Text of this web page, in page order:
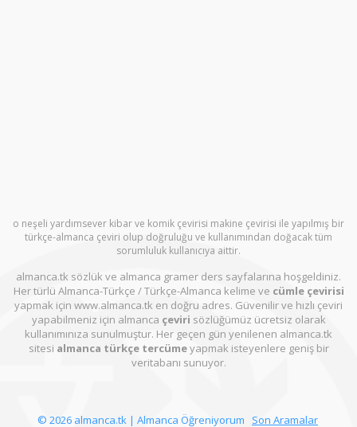
o neşeli yardımsever kibar ve komik çevirisi makine çevirisi ile yapılmış bir
türkçe-almanca çeviri olup doğruluğu ve kullanımından doğacak tüm
sorumluluk kullanıcıya aittir.
almanca.tk sözlük ve almanca gramer ders sayfalarına hoşgeldiniz.
Her türlü Almanca-Türkçe / Türkçe-Almanca kelime ve cümle çevirisi
yapmak için www.almanca.tk en doğru adres. Güvenilir ve hızlı çeviri
yapabilmeniz için almanca çeviri sözlüğümüz ücretsiz olarak
kullanımınıza sunulmuştur. Her geçen gün yenilenen almanca.tk
sitesi almanca türkçe tercümeyapmak isteyenlere geniş bir
veritabanı sunuyor.
© 2026 almanca.tk | Almanca Öğreniyorum Son Aramalar